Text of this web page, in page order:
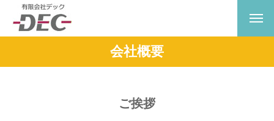
会社概要
ご挨拶